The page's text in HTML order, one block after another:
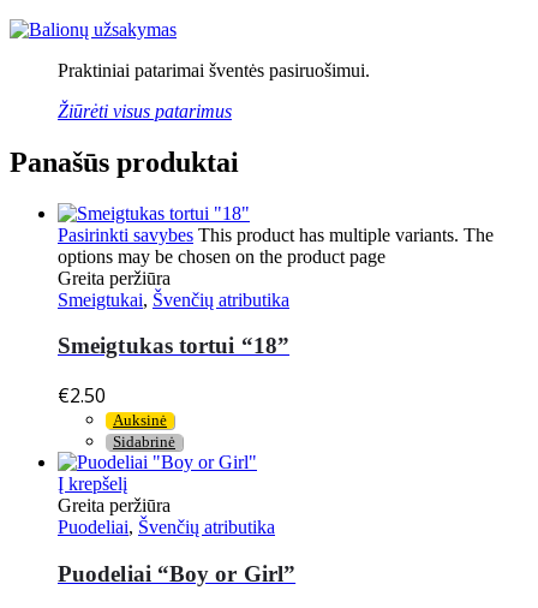
Praktiniai patarimai šventės pasiruošimui.
Žiūrėti visus patarimus
Panašūs produktai
Pasirinkti savybes This product has multiple variants. The
options may be chosen on the product page
Greita peržiūra
Smeigtukai, Švenčių atributika
Smeigtukas tortui “18”
€2.50
Auksinė
Sidabrinė
Į krepšelį
Greita peržiūra
Puodeliai, Švenčių atributika
Puodeliai “Boy or Girl”